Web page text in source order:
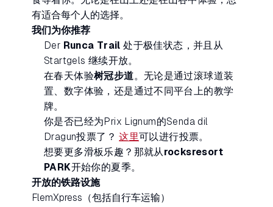
有适合每个人的选择。
我们为你推荐
Der Runca Trail 处于极佳状态，并且从
Startgels 继续开放。
在春天体验树冠步道。无论是通过滚球道装
置、数字体验，还是通过不同平台上的教学
牌。
你是否已经为Prix Lignum的Senda dil
Dragun投票了？这里可以进行投票。
想要更多滑板乐趣？那就从 rocksresort
PARK开始你的夏季。
开放的铁路设施
FlemXpress（包括自行车运输）